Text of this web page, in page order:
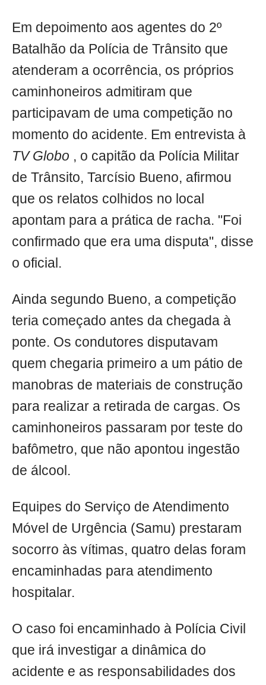
Em depoimento aos agentes do 2º
Batalhão da Polícia de Trânsito que
atenderam a ocorrência, os próprios
caminhoneiros admitiram que
participavam de uma competição no
momento do acidente. Em entrevista à
TV Globo , o capitão da Polícia Militar
de Trânsito, Tarcísio Bueno, afirmou
que os relatos colhidos no local
apontam para a prática de racha. "Foi
confirmado que era uma disputa", disse
o oficial.
Ainda segundo Bueno, a competição
teria começado antes da chegada à
ponte. Os condutores disputavam
quem chegaria primeiro a um pátio de
manobras de materiais de construção
para realizar a retirada de cargas. Os
caminhoneiros passaram por teste do
bafômetro, que não apontou ingestão
de álcool.
Equipes do Serviço de Atendimento
Móvel de Urgência (Samu) prestaram
socorro às vítimas, quatro delas foram
encaminhadas para atendimento
hospitalar.
O caso foi encaminhado à Polícia Civil
que irá investigar a dinâmica do
acidente e as responsabilidades dos